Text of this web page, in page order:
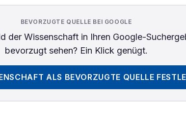
BEVORZUGTE QUELLE BEI GOOGLE
der Wissenschaftin Ihren Google-
bevorzugt sehen? Ein Klick genügt.
ALS BEVORZUGTE QUELLE